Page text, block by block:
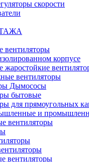
скорости
вентиляторы
корпусе
жаростойкие
вентиляторы
Дымососы
бытовые
для прямоугольных
и
вентиляторы
вентиляторы